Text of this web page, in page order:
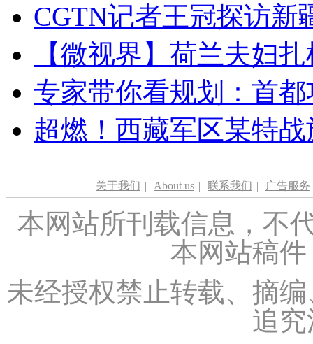
CGTN记者王冠探访新
【微视界】荷兰夫妇
专家带你看规划：首
超燃！西藏军区某特
关于我们 | About us | 联系我们 | 广告服务
本网站所刊载信息，不
本网站稿
未经授权禁止转载、摘
追